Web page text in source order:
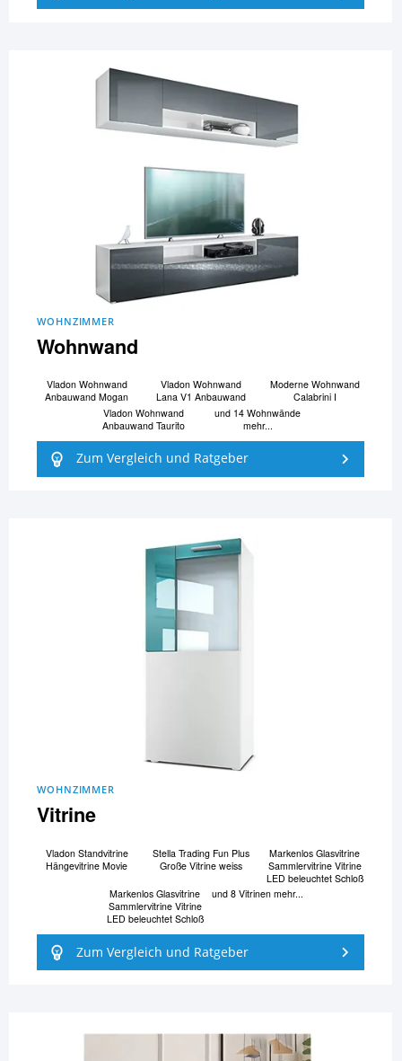
WOHNZIMMER
Wohnwand
Vladon Wohnwand
Anbauwand Mogan
Vladon Wohnwand
Lana V1 Anbauwand
Moderne Wohnwand
Calabrini I
Vladon Wohnwand
Anbauwand Taurito
und 14 Wohnwände
mehr...
Zum Vergleich und Ratgeber
WOHNZIMMER
Vitrine
Vladon Standvitrine
Hängevitrine Movie
Stella Trading Fun Plus
Große Vitrine weiss
Markenlos Glasvitrine
Sammlervitrine Vitrine
LED beleuchtet Schloß
Markenlos Glasvitrine
Sammlervitrine Vitrine
LED beleuchtet Schloß
und 8 Vitrinen mehr...
Zum Vergleich und Ratgeber